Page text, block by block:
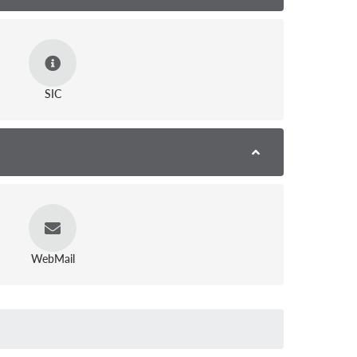
SIC
WebMail